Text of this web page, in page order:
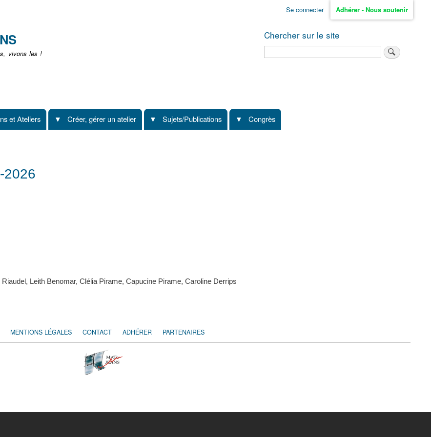
Se connecter Adhérer - Nous soutenir
vivons les !
Chercher sur le site
et Ateliers Créer, gérer un atelier Sujets/Publications Congrès
2026
Leith Benomar, Clélia Pirame, Capucine Pirame, Caroline Derrips
MENTIONS LÉGALES CONTACT ADHÉRER PARTENAIRES